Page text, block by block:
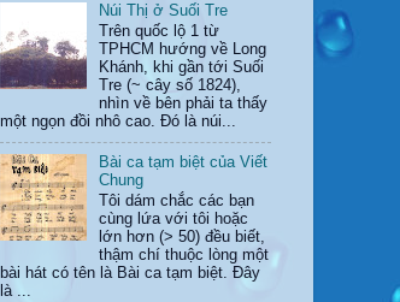
Núi Thị ở Suối Tre
Trên quốc lộ 1 từ
TPHCM hướng về Long
Khánh, khi gần tới Suối
Tre (~ cây số 1824),
nhìn về bên phải ta thấy
một ngọn đồi nhô cao. Đó là núi...
Bài ca tạm biệt của Viết
Chung
Tôi dám chắc các bạn
cùng lứa với tôi hoặc
lớn hơn (> 50) đều biết,
thậm chí thuộc lòng một
bài hát có tên là Bài ca tạm biệt. Đây
là ...